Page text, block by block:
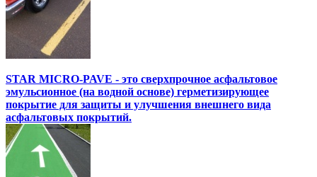
STAR MICRO-PAVE - это сверхпрочное асфальтовое
эмульсионное (на водной основе) герметизирующее
покрытие для защиты и улучшения внешнего вида
асфальтовых покрытий.